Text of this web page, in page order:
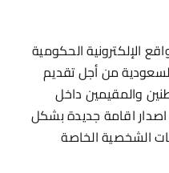
الإلكترونية الحكومية
من أجل تقديم
والمقيمين داخل
اقامة جديدة بشكل
الشخصية الخاصة